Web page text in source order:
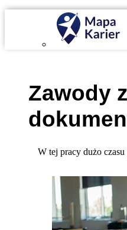
Zawody
W tej pracy dużo